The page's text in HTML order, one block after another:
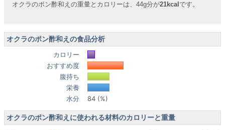
オクラのポン酢和えの重量とカロリーは、44g分が21kcal です。
オクラのポン酢和えの食品分析
カロリー
おすすめ度
腹持ち
栄養
水分
84 (%)
オクラのポン酢和えに使われる材料のカロリーと重量